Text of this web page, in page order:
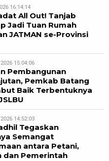
16:14:14
All Out! Tanjab
Jadi Tuan Rumah
JATMAN se-Provinsi
15:04:06
Pembangunan
Pemkab Batang
Baik Terbentuknya
14:52:03
Tegaskan
Semangat
antara Petani,
dan Pemerintah